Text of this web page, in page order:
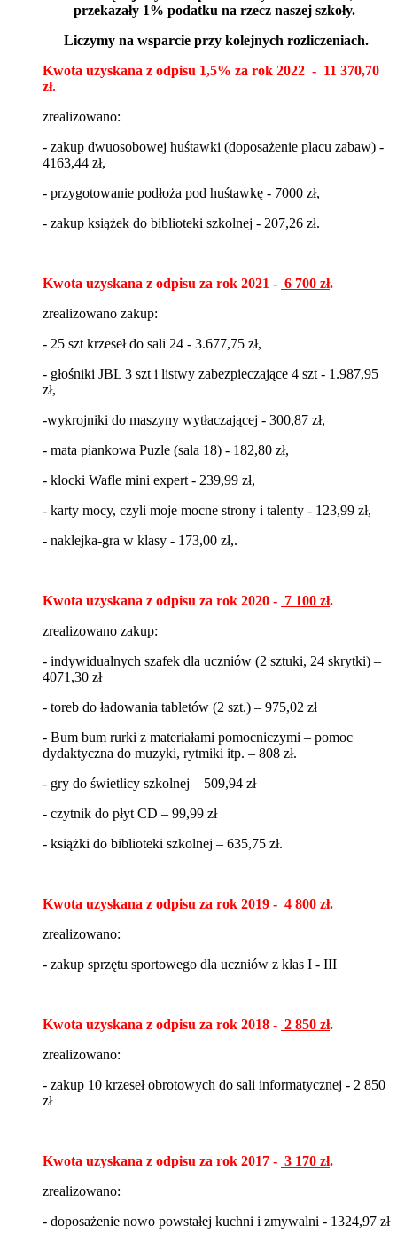
przekazały 1% podatku na rzecz naszej szkoły.
Liczymy na wsparcie przy kolejnych rozliczeniach.
Kwota uzyskana z odpisu 1,5% za rok 2022 - 11 370,70
zł.
zrealizowano:
- zakup dwuosobowej huśtawki (doposażenie placu zabaw) -
4163,44 zł,
- przygotowanie podłoża pod huśtawkę - 7000 zł,
- zakup książek do biblioteki szkolnej - 207,26 zł.
Kwota uzyskana z odpisu za rok 2021 - 6 700 zł.
zrealizowano zakup:
- 25 szt krzeseł do sali 24 - 3.677,75 zł,
- głośniki JBL 3 szt i listwy zabezpieczające 4 szt - 1.987,95
zł,
-wykrojniki do maszyny wytłaczającej - 300,87 zł,
- mata piankowa Puzle (sala 18) - 182,80 zł,
- klocki Wafle mini expert - 239,99 zł,
- karty mocy, czyli moje mocne strony i talenty - 123,99 zł,
- naklejka-gra w klasy - 173,00 zł,.
Kwota uzyskana z odpisu za rok 2020 - 7 100 zł.
zrealizowano zakup:
- indywidualnych szafek dla uczniów (2 sztuki, 24 skrytki) –
4071,30 zł
- toreb do ładowania tabletów (2 szt.) – 975,02 zł
- Bum bum rurki z materiałami pomocniczymi – pomoc
dydaktyczna do muzyki, rytmiki itp. – 808 zł.
- gry do świetlicy szkolnej – 509,94 zł
- czytnik do płyt CD – 99,99 zł
- książki do biblioteki szkolnej – 635,75 zł.
Kwota uzyskana z odpisu za rok 2019 - 4 800 zł.
zrealizowano:
- zakup sprzętu sportowego dla uczniów z klas I - III
Kwota uzyskana z odpisu za rok 2018 - 2 850 zł.
zrealizowano:
- zakup 10 krzeseł obrotowych do sali informatycznej - 2 850
zł
Kwota uzyskana z odpisu za rok 2017 - 3 170 zł.
zrealizowano:
- doposażenie nowo powstałej kuchni i zmywalni - 1324,97 zł